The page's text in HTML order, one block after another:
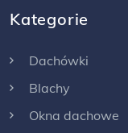
Kategorie
Dachówki
Blachy
Okna dachowe